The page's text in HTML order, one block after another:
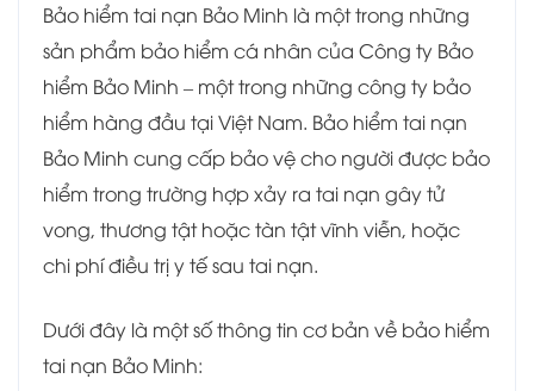
Bảo hiểm tai nạn Bảo Minh là một trong những
sản phẩm bảo hiểm cá nhân của Công ty Bảo
hiểm Bảo Minh – một trong những công ty bảo
hiểm hàng đầu tại Việt Nam. Bảo hiểm tai nạn
Bảo Minh cung cấp bảo vệ cho người được bảo
hiểm trong trường hợp xảy ra tai nạn gây tử
vong, thương tật hoặc tàn tật vĩnh viễn, hoặc
chi phí điều trị y tế sau tai nạn.
Dưới đây là một số thông tin cơ bản về bảo hiểm
tai nạn Bảo Minh: